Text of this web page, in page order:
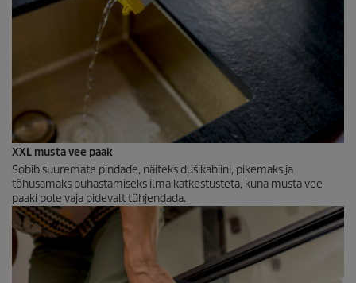
XXL musta vee paak
Sobib suuremate pindade, näiteks dušikabiini, pikemaks ja
tõhusamaks puhastamiseks ilma katkestusteta, kuna musta vee
paaki pole vaja pidevalt tühjendada.